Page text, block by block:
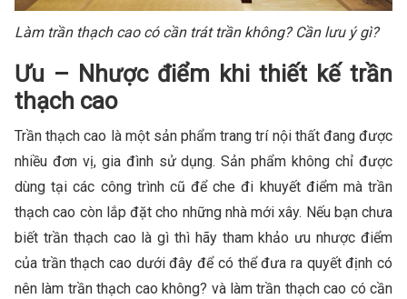
Làm trần thạch cao có cần trát trần không? Cần lưu ý gì?
Ưu – Nhược điểm khi thiết kế trần
thạch cao
Trần thạch cao là một sản phẩm trang trí nội thất đang được
nhiều đơn vị, gia đình sử dụng. Sản phẩm không chỉ được
dùng tại các công trình cũ để che đi khuyết điểm mà trần
thạch cao còn lắp đặt cho những nhà mới xây. Nếu bạn chưa
biết trần thạch cao là gì thì hãy tham khảo ưu nhược điểm
của trần thạch cao dưới đây để có thể đưa ra quyết định có
nên làm trần thạch cao không? và làm trần thạch cao có cần